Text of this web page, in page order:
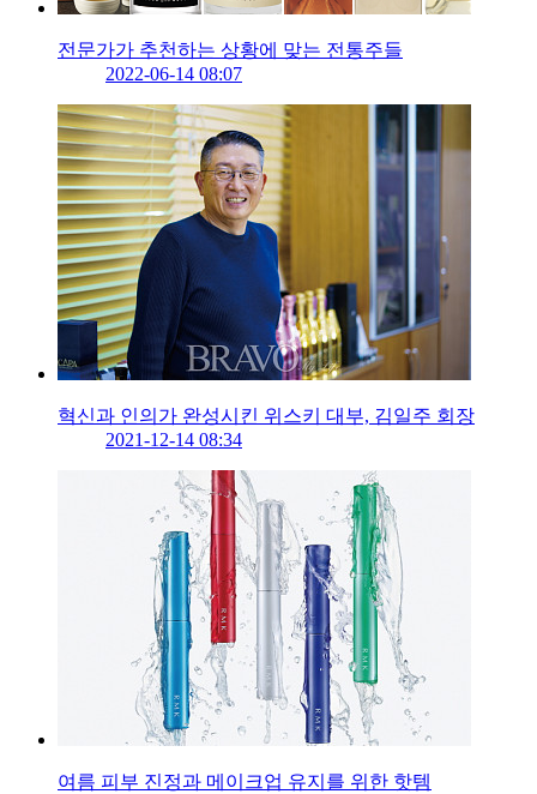
전문가가 추천하는 상황에 맞는 전통주들
2022-06-14 08:07
혁신과 인의가 완성시킨 위스키 대부, 김일주 회장
2021-12-14 08:34
여름 피부 진정과 메이크업 유지를 위한 핫템